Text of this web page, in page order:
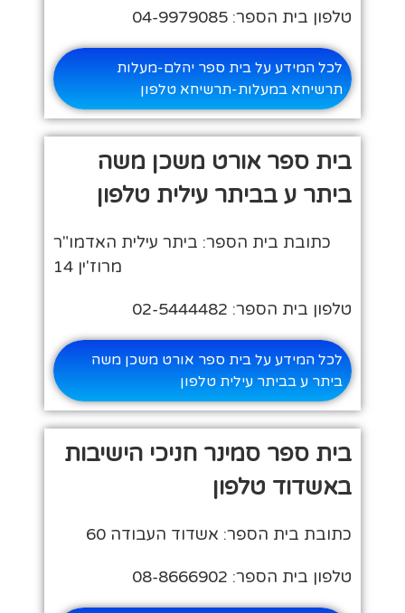
טלפון בית הספר: 04-9979085
לכל המידע על בית ספר יהלם-מעלות
תרשיחא במעלות-תרשיחא טלפון
בית ספר אורט משכן משה
ביתר ע בביתר עילית טלפון
כתובת בית הספר: ביתר עילית האדמו"ר
מרוז'ין 14
טלפון בית הספר: 02-5444482
לכל המידע על בית ספר אורט משכן משה
ביתר ע בביתר עילית טלפון
בית ספר סמינר חניכי הישיבות
באשדוד טלפון
כתובת בית הספר: אשדוד העבודה 60
טלפון בית הספר: 08-8666902